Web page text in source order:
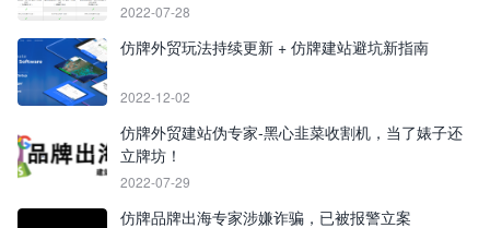
2022-07-28
仿牌外贸玩法持续更新 + 仿牌建站避坑新指南
2022-12-02
仿牌外贸建站伪专家-黑心韭菜收割机，当了婊子还
立牌坊！
2022-07-29
仿牌品牌出海专家涉嫌诈骗，已被报警立案